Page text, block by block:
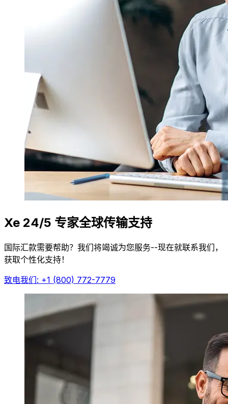
Xe 24/5 专家全球传输支持
国际汇款需要帮助？我们将竭诚为您服务--现在就联系我们，
获取个性化支持！
致电我们: +1 (800) 772-7779